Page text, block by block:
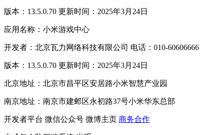
版本：13.5.0.70 更新时间：2025年3月24日
应用名称：小米游戏中心
开发者：北京瓦力网络科技有限公司 电话：010-60606666
版本：13.5.0.70 更新时间：2025年3月24日
北京地址：北京市昌平区安居路小米智慧产业园
南京地址：南京市建邺区永初路37号小米华东总部
开发者平台 微信公众号 微博主页 商务合作